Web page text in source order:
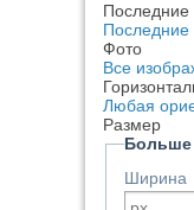
Последние
Последние
Фото
Все
Любая
Размер
Больше
Ширина